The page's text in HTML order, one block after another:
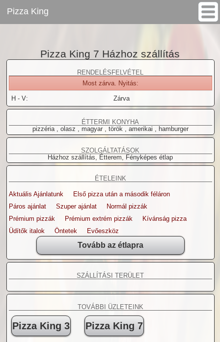
Pizza King
www.pizzagigant.hu
Pizza King 7 Házhoz szállítás
RENDELÉSFELVÉTEL
Most zárva. Nyitás:
H - V: Zárva
ÉTTERMI KONYHA
pizzéria , olasz , magyar , török , amerikai , hamburger
SZOLGÁLTATÁSOK
Házhoz szállítás, Étterem, Fényképes étlap
ÉTELEINK
Aktuális Ajánlatunk
Első pizza után a második féláron
Páros ajánlat
Szuper ajánlat
Normál pizzák
Prémium pizzák
Prémium extrém pizzák
Kívánság pizza
Üdítők italok
Öntetek Evőeszköz
Tovább az étlapra
SZÁLLÍTÁSI TERÜLET
TOVÁBBI ÜZLETEINK
Pizza King 3 Pizza King 7